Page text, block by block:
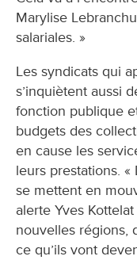
Marylise
salariales. »
Les syndicats qui
s’inquiètent aussi
fonction publique
budgets des
en cause les
leurs prestations.
se mettent en
alerte Yves
nouvelles régions,
ce qu’ils vont